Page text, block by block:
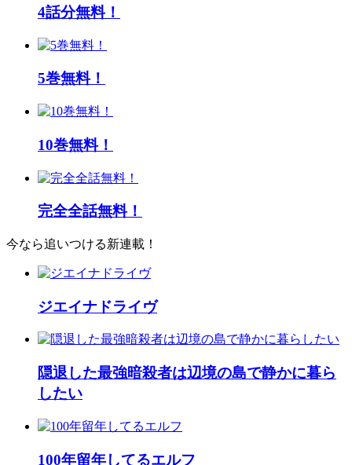
4話分無料！
5巻無料！
10巻無料！
完全全話無料！
今なら追いつける新連載！
ジエイナドライヴ
隠退した最強暗殺者は辺境の島で静かに暮ら
したい
100年留年してるエルフ